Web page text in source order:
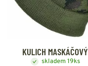
KULICH MASKÁČOVÝ
skladem 19ks